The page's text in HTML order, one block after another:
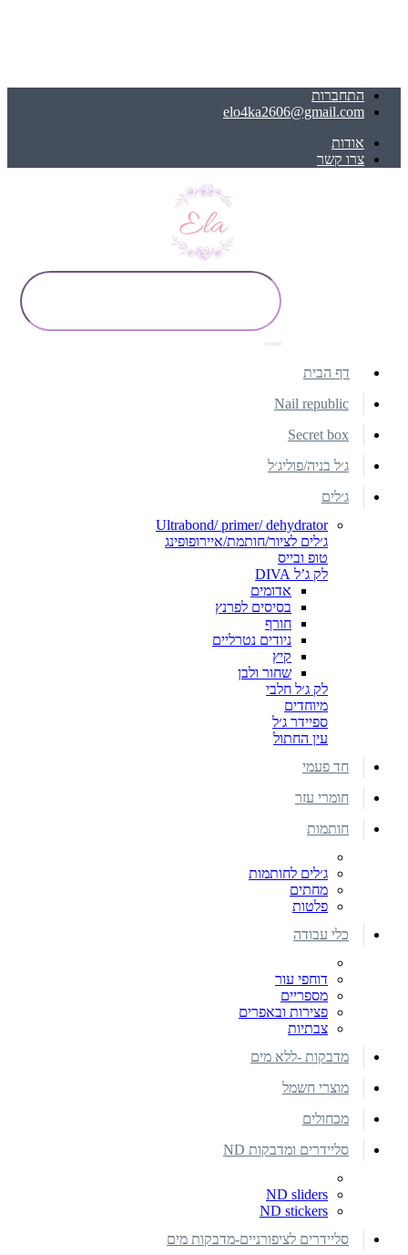
התחברות
elo4ka2606@gmail.com
אודות
צרו קשר
דף הבית
Nail republic
Secret box
ג׳ל בניה/פוליג׳ל
ג׳לים
Ultrabond/ primer/ dehydrator
ג׳לים לציור/חותמת/איירופופינג
טופ ובייס
לק ג’ל DIVA
אדומים
בסיסים לפרנץ
חורף
ניודים נטרליים
קיץ
שחור ולבן
לק ג׳ל חלבי
מיוחדים
ספיידר ג׳ל
עין החתול
חד פעמי
חומרי עזר
חותמות
ג׳לים לחותמות
מחתים
פלטות
כלי עבודה
דוחפי עור
מספריים
פצירות ובאפרים
צבתיות
מדבקות -ללא מים
מוצרי חשמל
מכחולים
סליידרים ומדבקות ND
ND sliders
ND stickers
סליידרים לציפורניים-מדבקות מים